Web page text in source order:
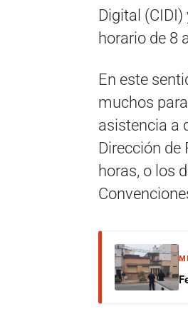
Digital
horario de 8
En este
muchos
asistencia a
Dirección de
horas, o los